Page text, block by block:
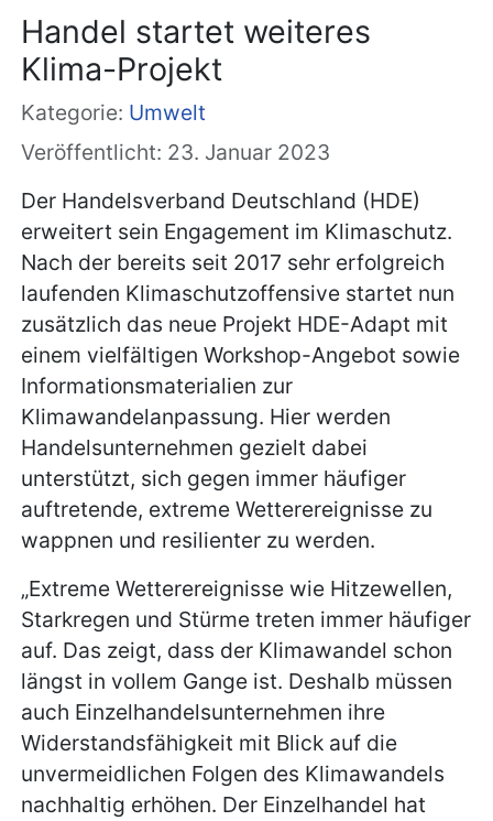
Handel startet weiteres
Klima-Projekt
Kategorie: Umwelt
Veröffentlicht: 23. Januar 2023
Der Handelsverband Deutschland (HDE)
erweitert sein Engagement im Klimaschutz.
Nach der bereits seit 2017 sehr erfolgreich
laufenden Klimaschutzoffensive startet nun
zusätzlich das neue Projekt HDE-Adapt mit
einem vielfältigen Workshop-Angebot sowie
Informationsmaterialien zur
Klimawandelanpassung. Hier werden
Handelsunternehmen gezielt dabei
unterstützt, sich gegen immer häufiger
auftretende, extreme Wetterereignisse zu
wappnen und resilienter zu werden.
„Extreme Wetterereignisse wie Hitzewellen,
Starkregen und Stürme treten immer häufiger
auf. Das zeigt, dass der Klimawandel schon
längst in vollem Gange ist. Deshalb müssen
auch Einzelhandelsunternehmen ihre
Widerstandsfähigkeit mit Blick auf die
unvermeidlichen Folgen des Klimawandels
nachhaltig erhöhen. Der Einzelhandel hat